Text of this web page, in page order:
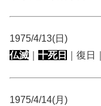
1975/4/13(日)
仏滅
十死日 ｜復日｜
1975/4/14(月)